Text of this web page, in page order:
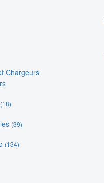
Chargeurs
(18)
(39)
(134)